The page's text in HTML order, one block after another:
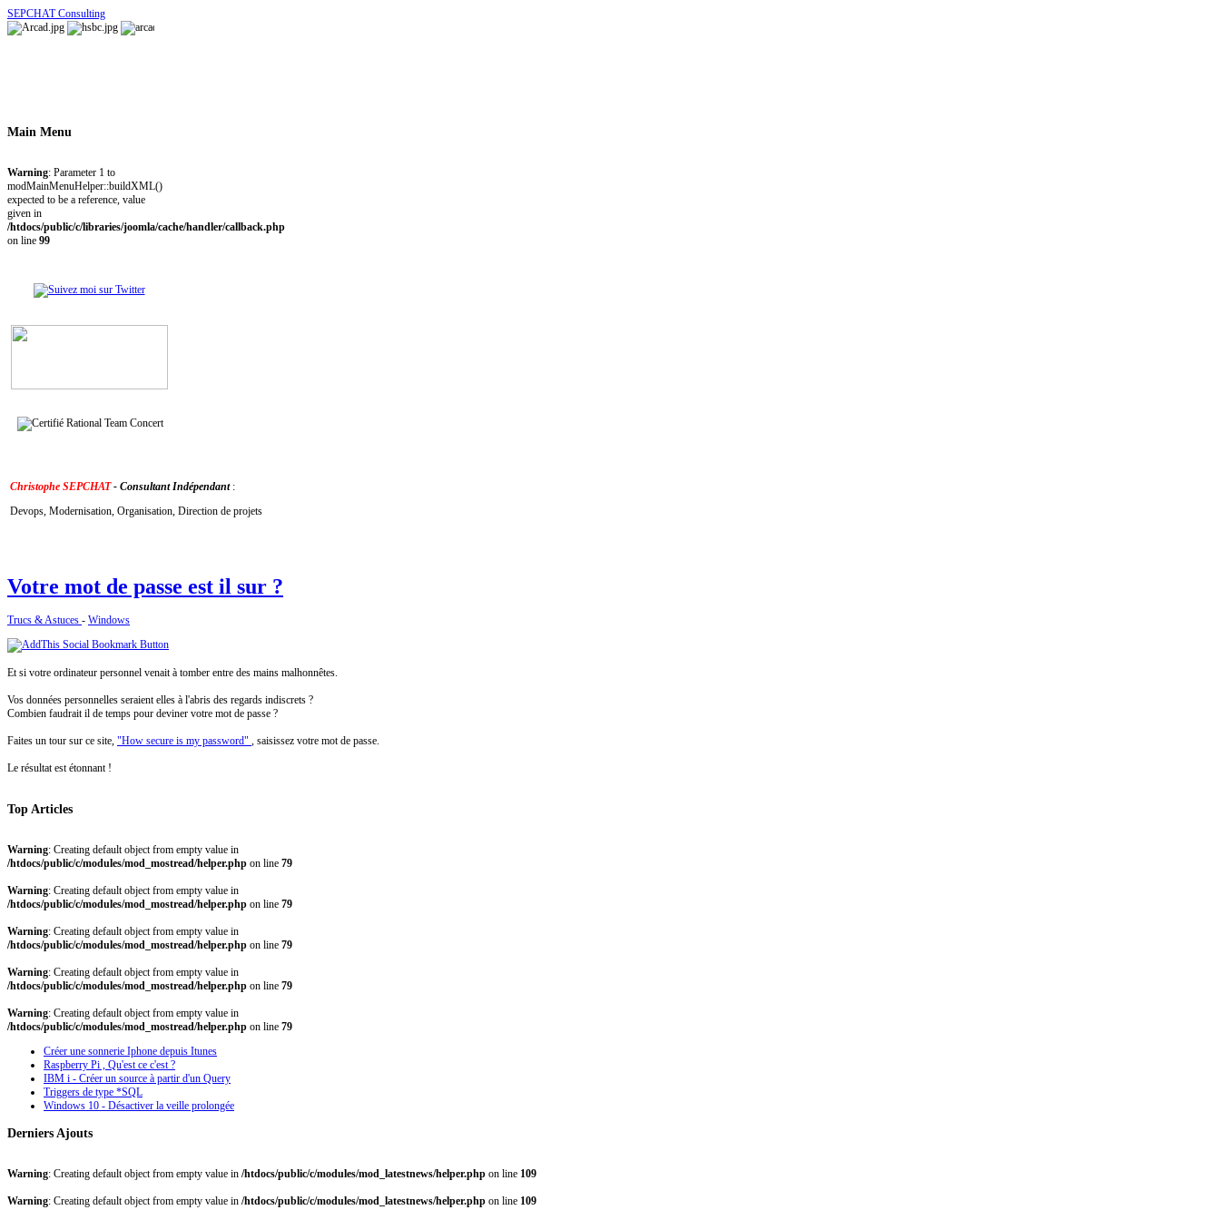
SEPCHAT Consulting
Main Menu
Warning: Parameter 1 to
modMainMenuHelper::buildXML()
expected to be a reference, value
given in
/htdocs/public/c/libraries/joomla/cache/handler/callback.php
on line 99
Christophe SEPCHAT - Consultant Indépendant:
Devops, Modernisation, Organisation, Direction de projets
Votre mot de passe est il sur ?
Trucs & Astuces - Windows
Et si votre ordinateur personnel venait à tomber entre des mains malhonnêtes.
Vos données personnelles seraient elles à l'abris des regards indiscrets ?
Combien faudrait il de temps pour deviner votre mot de passe ?
Faites un tour sur ce site, "How secure is my password" , saisissez votre mot de passe.
Le résultat est étonnant !
TopArticles
Warning: Creating default object from empty value in
/htdocs/public/c/modules/mod_mostread/helper.php on line 79
Warning: Creating default object from empty value in
/htdocs/public/c/modules/mod_mostread/helper.php on line 79
Warning: Creating default object from empty value in
/htdocs/public/c/modules/mod_mostread/helper.php on line 79
Warning: Creating default object from empty value in
/htdocs/public/c/modules/mod_mostread/helper.php on line 79
Warning: Creating default object from empty value in
/htdocs/public/c/modules/mod_mostread/helper.php on line 79
Créer une sonnerie Iphone depuis Itunes
Raspberry Pi , Qu'est ce c'est ?
IBM i - Créer un source à partir d'un Query
Triggers de type *SQL
Windows 10 - Désactiver la veille prolongée
DerniersAjouts
Warning: Creating default object from empty value in /htdocs/public/c/modules/mod_latestnews/helper.php on line 109
Warning: Creating default object from empty value in /htdocs/public/c/modules/mod_latestnews/helper.php on line 109